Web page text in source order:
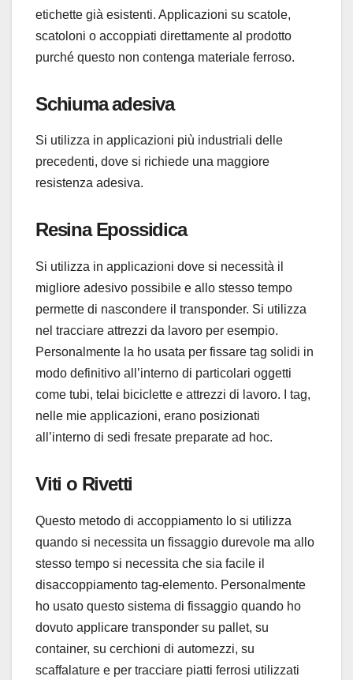
etichette già esistenti. Applicazioni su scatole,
scatoloni o accoppiati direttamente al prodotto
purché questo non contenga materiale ferroso.
Schiuma adesiva
Si utilizza in applicazioni più industriali delle
precedenti, dove si richiede una maggiore
resistenza adesiva.
Resina Epossidica
Si utilizza in applicazioni dove si necessità il
migliore adesivo possibile e allo stesso tempo
permette di nascondere il transponder. Si utilizza
nel tracciare attrezzi da lavoro per esempio.
Personalmente la ho usata per fissare tag solidi in
modo definitivo all’interno di particolari oggetti
come tubi, telai biciclette e attrezzi di lavoro. I tag,
nelle mie applicazioni, erano posizionati
all’interno di sedi fresate preparate ad hoc.
Viti o Rivetti
Questo metodo di accoppiamento lo si utilizza
quando si necessita un fissaggio durevole ma allo
stesso tempo si necessita che sia facile il
disaccoppiamento tag-elemento. Personalmente
ho usato questo sistema di fissaggio quando ho
dovuto applicare transponder su pallet, su
container, su cerchioni di automezzi, su
scaffalature e per tracciare piatti ferrosi utilizzati